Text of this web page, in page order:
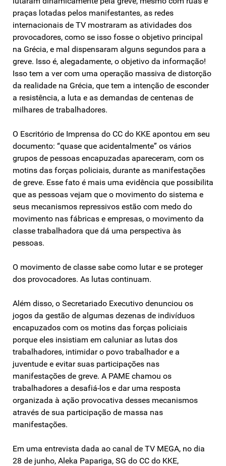
praças lotadas pelos manifestantes, as redes
internacionais de TV mostraram as atividades dos
provocadores, como se isso fosse o objetivo principal
na Grécia, e mal dispensaram alguns segundos para a
greve. Isso é, alegadamente, o objetivo da informação!
Isso tem a ver com uma operação massiva de distorção
da realidade na Grécia, que tem a intenção de esconder
a resistência, a luta e as demandas de centenas de
milhares de trabalhadores.
O Escritório de Imprensa do CC do KKE apontou em seu
documento: “quase que acidentalmente” os vários
grupos de pessoas encapuzadas apareceram, com os
motins das forças policiais, durante as manifestações
de greve. Esse fato é mais uma evidência que possibilita
que as pessoas vejam que o movimento do sistema e
seus mecanismos repressivos estão com medo do
movimento nas fábricas e empresas, o movimento da
classe trabalhadora que dá uma perspectiva às
pessoas.
O movimento de classe sabe como lutar e se proteger
dos provocadores. As lutas continuam.
Além disso, o Secretariado Executivo denunciou os
jogos da gestão de algumas dezenas de indivíduos
encapuzados com os motins das forças policiais
porque eles insistiam em caluniar as lutas dos
trabalhadores, intimidar o povo trabalhador e a
juventude e evitar suas participações nas
manifestações de greve. A PAME chamou os
trabalhadores a desafiá-los e dar uma resposta
organizada à ação provocativa desses mecanismos
através de sua participação de massa nas
manifestações.
Em uma entrevista dada ao canal de TV MEGA, no dia
28 de junho, Aleka Papariga, SG do CC do KKE,